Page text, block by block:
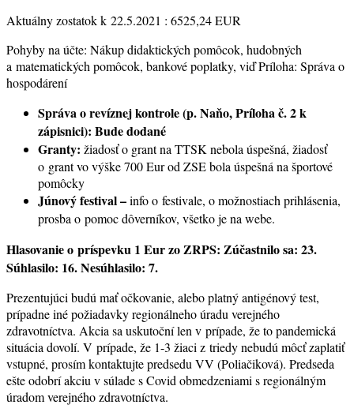
Aktuálny zostatok k 22.5.2021 : 6525,24 EUR
Pohyby na účte: Nákup didaktických pomôcok, hudobných
a matematických pomôcok, bankové poplatky, viď Príloha: Správa o
hospodárení
Správa o revíznej kontrole (p. Naňo, Príloha č. 2 k
zápisnici): Bude dodané
Granty: žiadosť o grant na TTSK nebola úspešná, žiadosť
o grant vo výške 700 Eur od ZSE bola úspešná na športové
pomôcky
Júnový festival –info o festivale, o možnostiach prihlásenia,
prosba o pomoc dôverníkov, všetko je na webe.
Hlasovanie o príspevku 1 Eur zo ZRPS: Zúčastnilo sa: 23.
Súhlasilo: 16. Nesúhlasilo: 7.
Prezentujúci budú mať očkovanie, alebo platný antigénový test,
prípadne iné požiadavky regionálneho úradu verejného
zdravotníctva. Akcia sa uskutoční len v prípade, že to pandemická
situácia dovolí. V prípade, že 1-3 žiaci z triedy nebudú môcť zaplatiť
vstupné, prosím kontaktujte predsedu VV (Poliačiková). Predseda
ešte odobrí akciu v súlade s Covid obmedzeniami s regionálným
úradom verejného zdravotníctva.